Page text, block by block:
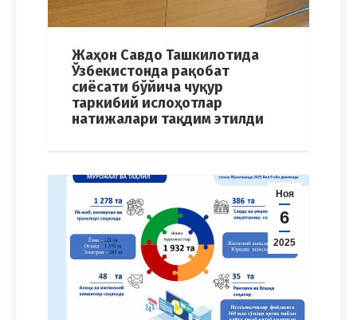
Жаҳон Савдо Ташкилотида
Ўзбекистонда рақобат
сиёсати бўйича чуқур
таркибий ислоҳотлар
натижалари тақдим этилди
Ноя
6
2025